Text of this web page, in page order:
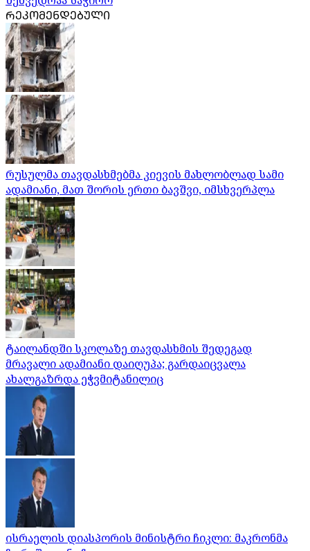
ᲠᲔᲙᲝᲛᲔᲜᲓᲔᲑᲣᲚᲘ
რუსულმა თავდასხმებმა კიევის მახლობლად სამი
ადამიანი, მათ შორის ერთი ბავშვი, იმსხვერპლა
ტაილანდში სკოლაზე თავდასხმის შედეგად
მრავალი ადამიანი დაიღუპა; გარდაიცვალა
ახალგაზრდა ეჭვმიტანილიც
ისრაელის დიასპორის მინისტრი ჩიკლი: მაკრონმა